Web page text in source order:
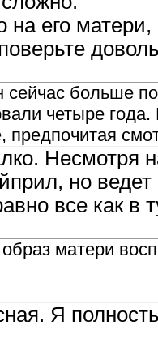
на его
больше
четыре
предпочитая
Несмотря
но
все как в
матери
Я